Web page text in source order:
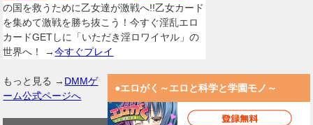
の国を救うために乙女達が激戦へ!!乙女カード
を集めて激戦を勝ち抜こう！今すぐ淫乱エロ
カードGETしに「いただき淫ロワイヤル」の
世界へ！ →今すぐプレイ
●エロがく～エロと科学と学園モノ～
もっと見る → DMMゲ
ーム公式ページへ